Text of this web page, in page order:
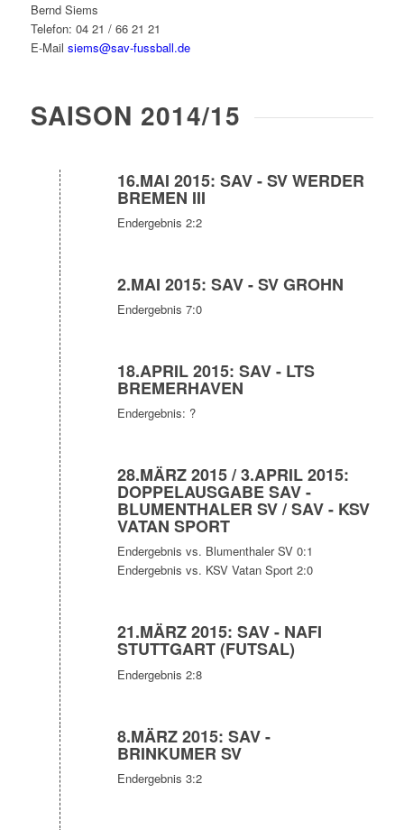
Bernd Siems
Telefon: 04 21 / 66 21 21
E-Mail siems@sav-fussball.de
SAISON 2014/15
16.MAI 2015: SAV - SV WERDER
BREMEN III
Endergebnis 2:2
2.MAI 2015: SAV - SV GROHN
Endergebnis 7:0
18.APRIL 2015: SAV - LTS
BREMERHAVEN
Endergebnis: ?
28.MÄRZ 2015 / 3.APRIL 2015:
DOPPELAUSGABE SAV -
BLUMENTHALER SV / SAV - KSV
VATAN SPORT
Endergebnis vs. Blumenthaler SV 0:1
Endergebnis vs. KSV Vatan Sport 2:0
21.MÄRZ 2015: SAV - NAFI
STUTTGART (FUTSAL)
Endergebnis 2:8
8.MÄRZ 2015: SAV -
BRINKUMER SV
Endergebnis 3:2